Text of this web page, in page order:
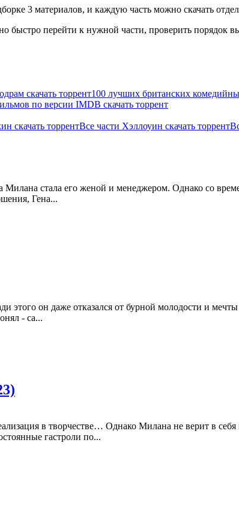
3 материалов, и каждую часть можно скачать
перейти к нужной части, проверить порядок
скачать торрент100 лучших британских
по версии IMDB скачать торрент
скачать торрентВсе части Хэллоуин скачать торрент
Милана стала его женой и менеджером. Однако со
Гена...
этого он даже отказался от бурной молодости и
- са...
в творчестве… Однако Милана не верит в
гастроли по...